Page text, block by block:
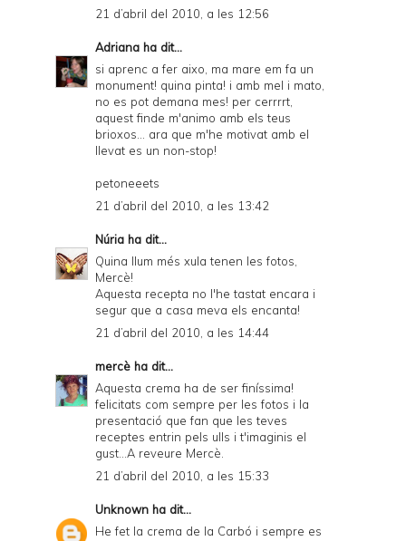
21 d’abril del 2010, a les 12:56
Adriana ha dit...
si aprenc a fer aixo, ma mare em fa un
monument! quina pinta! i amb mel i mato,
no es pot demana mes! per cerrrrt,
aquest finde m'animo amb els teus
brioxos... ara que m'he motivat amb el
llevat es un non-stop!
petoneeets
21 d’abril del 2010, a les 13:42
Núria ha dit...
Quina llum més xula tenen les fotos,
Mercè!
Aquesta recepta no l'he tastat encara i
segur que a casa meva els encanta!
21 d’abril del 2010, a les 14:44
mercè ha dit...
Aquesta crema ha de ser finíssima!
felicitats com sempre per les fotos i la
presentació que fan que les teves
receptes entrin pels ulls i t'imaginis el
gust...A reveure Mercè.
21 d’abril del 2010, a les 15:33
Unknown ha dit...
He fet la crema de la Carbó i sempre es